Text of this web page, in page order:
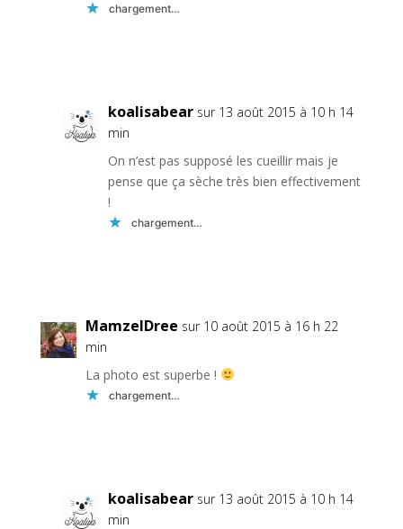
chargement…
koalisabear sur 13 août 2015 à 10 h 14
min
On n’est pas supposé les cueillir mais je
pense que ça sèche très bien effectivement
!
chargement…
MamzelDree sur 10 août 2015 à 16 h 22
min
La photo est superbe !
chargement…
koalisabear sur 13 août 2015 à 10 h 14
min